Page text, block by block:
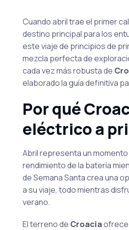
Cuando abril trae el primer
destino principal para los
este viaje de principios de
mezcla perfecta de
cada vez más robusta de
elaborado la guía definitiva
Por qué
eléctrico a
Abril representa un
rendimiento de la batería
de Semana Santa crea una
a su viaje, todo mientras
verano.
El terreno de Croaciaofrece